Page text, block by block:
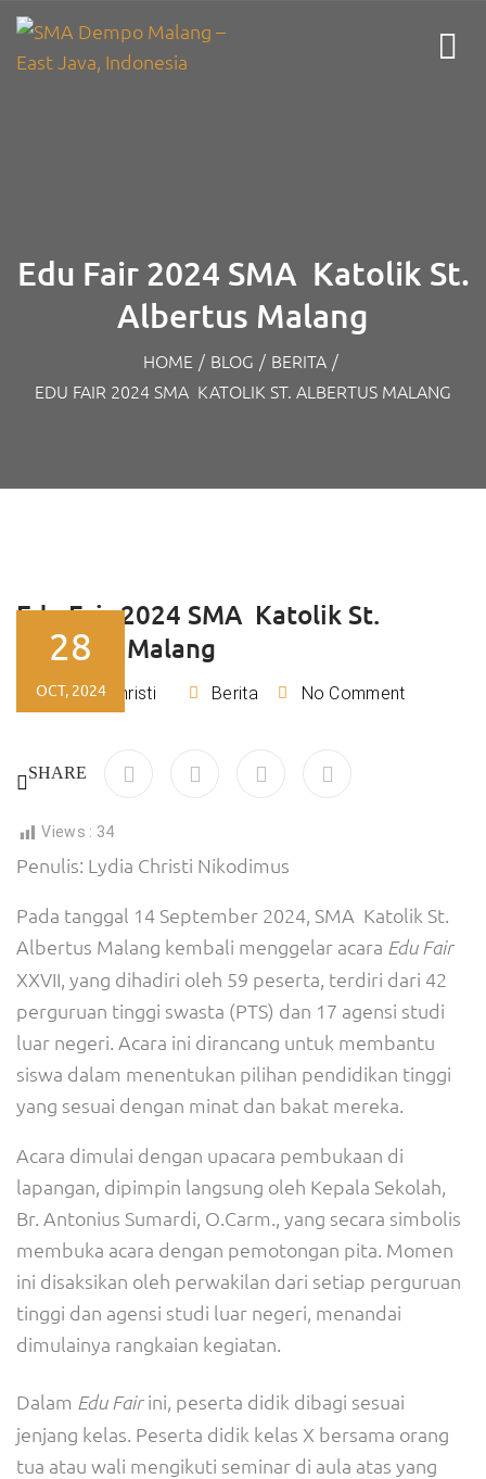
Edu Fair 2024 SMA Katolik St.
Albertus Malang
HOME / BLOG / BERITA /
EDU FAIR 2024 SMA KATOLIK ST. ALBERTUS MALANG
Edu Fair 2024 SMA Katolik St.
Albertus Malang
By Lydia Christi Berita No Comment
28
OCT, 2024
SHARE
Views : 34
Penulis: Lydia Christi Nikodimus
Pada tanggal 14 September 2024, SMA Katolik St.
Albertus Malang kembali menggelar acara Edu Fair
XXVII, yang dihadiri oleh 59 peserta, terdiri dari 42
perguruan tinggi swasta (PTS) dan 17 agensi studi
luar negeri. Acara ini dirancang untuk membantu
siswa dalam menentukan pilihan pendidikan tinggi
yang sesuai dengan minat dan bakat mereka.
Acara dimulai dengan upacara pembukaan di
lapangan, dipimpin langsung oleh Kepala Sekolah,
Br. Antonius Sumardi, O.Carm., yang secara simbolis
membuka acara dengan pemotongan pita. Momen
ini disaksikan oleh perwakilan dari setiap perguruan
tinggi dan agensi studi luar negeri, menandai
dimulainya rangkaian kegiatan.
Dalam Edu Fairini, peserta didik dibagi sesuai
jenjang kelas. Peserta didik kelas X bersama orang
tua atau wali mengikuti seminar di aula atas yang